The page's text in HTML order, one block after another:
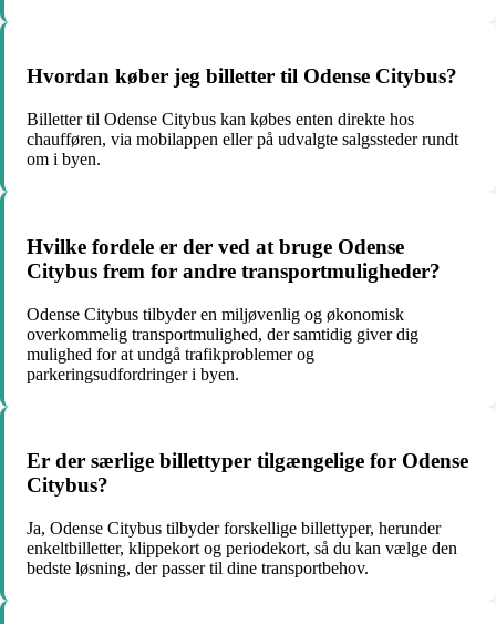
Hvordan køber jeg billetter til Odense Citybus?
Billetter til Odense Citybus kan købes enten direkte hos
chaufføren, via mobilappen eller på udvalgte salgssteder rundt
om i byen.
Hvilke fordele er der ved at bruge Odense
Citybus frem for andre transportmuligheder?
Odense Citybus tilbyder en miljøvenlig og økonomisk
overkommelig transportmulighed, der samtidig giver dig
mulighed for at undgå trafikproblemer og
parkeringsudfordringer i byen.
Er der særlige billettyper tilgængelige for Odense
Citybus?
Ja, Odense Citybus tilbyder forskellige billettyper, herunder
enkeltbilletter, klippekort og periodekort, så du kan vælge den
bedste løsning, der passer til dine transportbehov.